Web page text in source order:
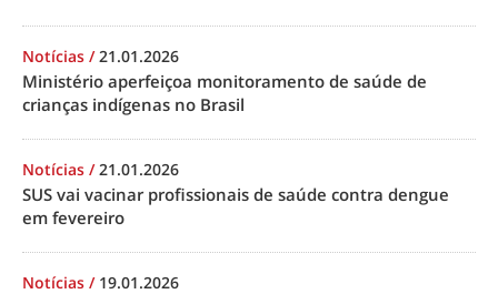
Notícias /21.01.2026
Ministério aperfeiçoa monitoramento de saúde de
crianças indígenas no Brasil
Notícias /21.01.2026
SUS vai vacinar profissionais de saúde contra dengue
em fevereiro
Notícias / 19.01.2026